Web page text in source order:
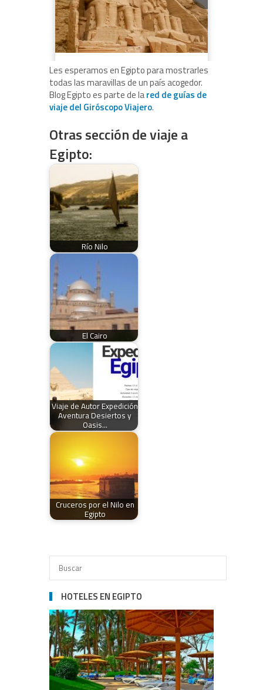
Les esperamos en Egipto para mostrarles
todas las maravillas de un país acogedor.
Blog Egipto es parte de lared de guías de
viaje del Giróscopo Viajero.
Otras sección de viaje a
Egipto:
Río Nilo
El Cairo
Viaje de Autor Expedición
Aventura Desiertos y
Oasis…
Cruceros por el Nilo en
Egipto
HOTELES EN EGIPTO